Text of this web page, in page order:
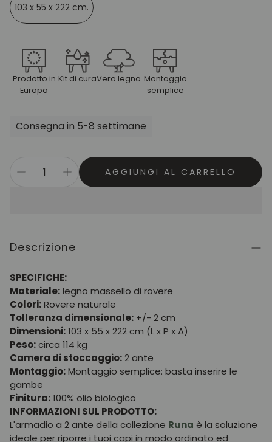
103 x 55 x 222 cm.
Prodotto in
Europa
Kit di curaVero legno Montaggio
semplice
Consegna in 5-8 settimane
AGGIUNGI AL CARRELLO
Descrizione
SPECIFICHE:
Materiale:legno massello di rovere
Colori:Rovere naturale
Tolleranza dimensionale: +/- 2 cm
Dimensioni:103 x 55 x 222 cm (L x P x A)
Peso:circa 114 kg
Camera di stoccaggio:2 ante
Montaggio:Montaggio semplice: basta inserire le
gambe
Finitura:100% olio biologico
INFORMAZIONI SUL PRODOTTO:
L'armadio a 2 ante della collezione Runa è la soluzione
ideale per riporre i tuoi capi in modo ordinato ed